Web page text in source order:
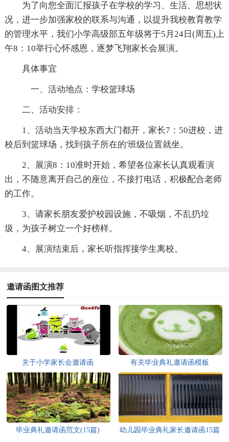
为了向您全面汇报孩子在学校的学习、生活、思想状
况，进一步加强家校的联系与沟通，以提升我校教育教学
的管理水平，我们小学高级部五年级将于5月24日(周五)上
午8：10举行心怀感恩，逐梦飞翔家长会展演。
具体事宜
一、活动地点：学校篮球场
二、活动安排：
1、活动当天学校东西大门都开，家长7：50进校，进
校后到篮球场，找到孩子所在的'班级位置就坐。
2、展演8：10准时开始，希望各位家长认真观看演
出，不随意离开自己的座位，不接打电话，积极配合老师
的工作。
3、请家长朋友爱护校园设施，不吸烟，不乱扔垃
圾，为孩子树立一个好榜样。
4、展演结束后，家长听指挥接学生离校。
邀请函图文推荐
关于小学家长会邀请函 有关毕业典礼邀请函模板
毕业典礼邀请函范文(15篇) 幼儿园毕业典礼家长邀请函15篇